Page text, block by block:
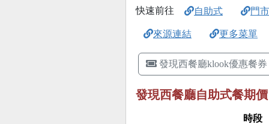
快速前往 自助式 門市
來源連結 更多菜單
發現西餐廳klook優惠餐券
發現西餐廳自助式餐期
時段